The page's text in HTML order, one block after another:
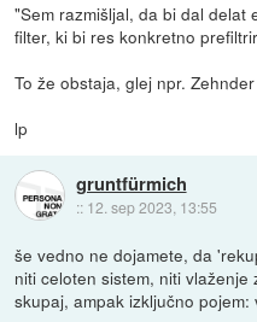
"Sem razmišljal, da bi dal
filter, ki bi res konkretno
To že obstaja, glej npr.
lp
gruntfürmich
:: 12. sep 2023, 13:55
še vedno ne dojamete, da
niti celoten sistem, niti
skupaj, ampak izključno